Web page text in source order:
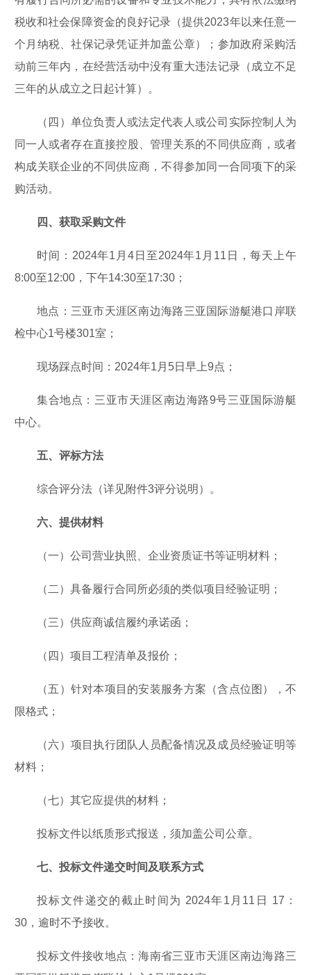
税收和社会保障资金的良好记录（提供2023年以来任意一
个月纳税、社保记录凭证并加盖公章）；参加政府采购活
动前三年内，在经营活动中没有重大违法记录（成立不足
三年的从成立之日起计算）。
（四）单位负责人或法定代表人或公司实际控制人为
同一人或者存在直接控股、管理关系的不同供应商，或者
构成关联企业的不同供应商，不得参加同一合同项下的采
购活动。
四、获取采购文件
时间：2024年1月4日至2024年1月11日，每天上午
8:00至12:00，下午14:30至17:30；
地点：三亚市天涯区南边海路三亚国际游艇港口岸联
检中心1号楼301室；
现场踩点时间：2024年1月5日早上9点；
集合地点：三亚市天涯区南边海路9号三亚国际游艇
中心。
五、评标方法
综合评分法（详见附件3评分说明）。
六、提供材料
（一）公司营业执照、企业资质证书等证明材料；
（二）具备履行合同所必须的类似项目经验证明；
（三）供应商诚信履约承诺函；
（四）项目工程清单及报价；
（五）针对本项目的安装服务方案（含点位图），不
限格式；
（六）项目执行团队人员配备情况及成员经验证明等
材料；
（七）其它应提供的材料；
投标文件以纸质形式报送，须加盖公司公章。
七、投标文件递交时间及联系方式
投标文件递交的截止时间为 2024年1月11日 17：
30，逾时不予接收。
投标文件接收地点：海南省三亚市天涯区南边海路三